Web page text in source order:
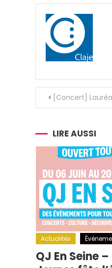
de
l’article
[Concert]
LIRE AUSSI
Actualités
QJ En Seine